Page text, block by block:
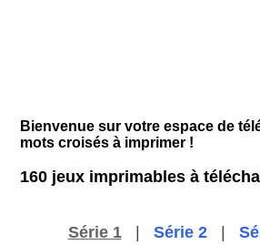
Bienvenue sur votre espace de
mots croisés à imprimer !
160 jeux imprimables à
Série 1 Série 2